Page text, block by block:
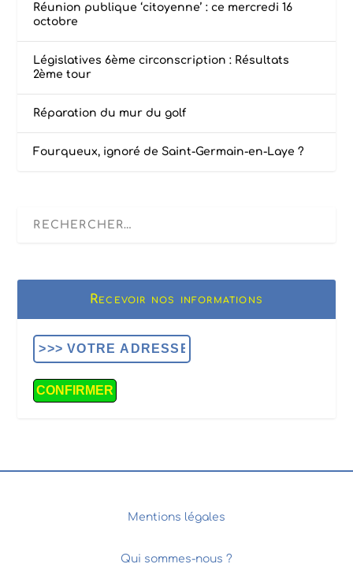
Réunion publique ‘citoyenne’ : ce mercredi 16
octobre
Législatives 6ème circonscription : Résultats
2ème tour
Réparation du mur du golf
Fourqueux, ignoré de Saint-Germain-en-Laye ?
Recevoir nos informations
Mentions légales
Qui sommes-nous ?